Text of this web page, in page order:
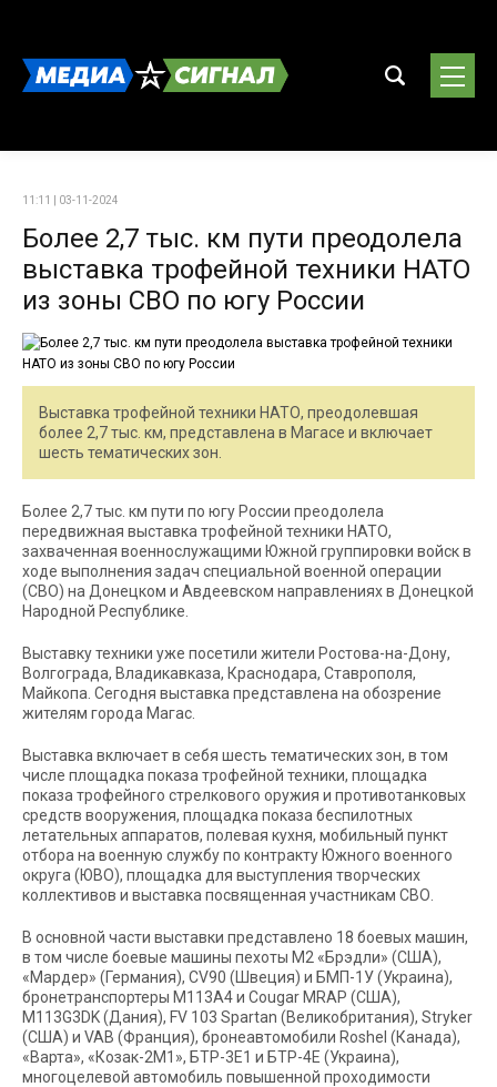
11:11 | 03-11-2024
Более 2,7 тыс. км пути преодолела
выставка трофейной техники НАТО
из зоны СВО по югу России
Выставка трофейной техники НАТО, преодолевшая
более 2,7 тыс. км, представлена в Магасе и включает
шесть тематических зон.
Более 2,7 тыс. км пути по югу России преодолела
передвижная выставка трофейной техники НАТО,
захваченная военнослужащими Южной группировки войск в
ходе выполнения задач специальной военной операции
(СВО) на Донецком и Авдеевском направлениях в Донецкой
Народной Республике.
Выставку техники уже посетили жители Ростова-на-Дону,
Волгограда, Владикавказа, Краснодара, Ставрополя,
Майкопа. Сегодня выставка представлена на обозрение
жителям города Магас.
Выставка включает в себя шесть тематических зон, в том
числе площадка показа трофейной техники, площадка
показа трофейного стрелкового оружия и противотанковых
средств вооружения, площадка показа беспилотных
летательных аппаратов, полевая кухня, мобильный пункт
отбора на военную службу по контракту Южного военного
округа (ЮВО), площадка для выступления творческих
коллективов и выставка посвященная участникам СВО.
В основной части выставки представлено 18 боевых машин,
в том числе боевые машины пехоты М2 «Брэдли» (США),
«Мардер» (Германия), CV90 (Швеция) и БМП-1У (Украина),
бронетранспортеры М113А4 и Cougar MRAP (США),
М113G3DK (Дания), FV 103 Spartan (Великобритания), Stryker
(США) и VAB (Франция), бронеавтомобили Roshel (Канада),
«Варта», «Козак-2М1», БТР-3Е1 и БТР-4Е (Украина),
многоцелевой автомобиль повышенной проходимости